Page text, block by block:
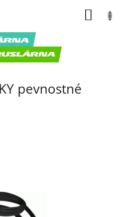
pevnostné